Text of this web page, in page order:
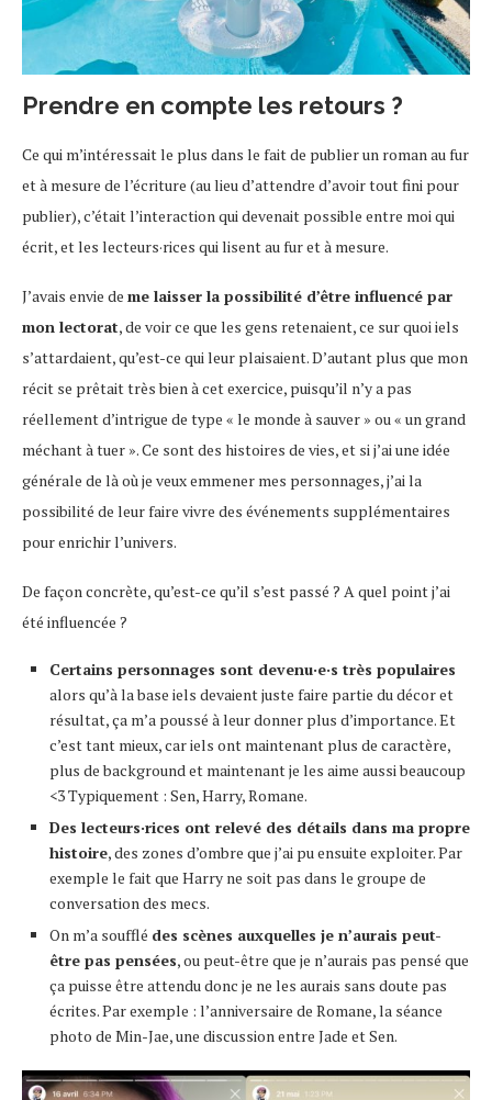
Prendre en compte les retours ?
Ce qui m’intéressait le plus dans le fait de publier un roman au fur
et à mesure de l’écriture (au lieu d’attendre d’avoir tout fini pour
publier), c’était l’interaction qui devenait possible entre moi qui
écrit, et les lecteurs·rices qui lisent au fur et à mesure.
J’avais envie de me laisser la possibilité d’être influencé par
mon lectorat, de voir ce que les gens retenaient, ce sur quoi iels
s’attardaient, qu’est-ce qui leur plaisaient. D’autant plus que mon
récit se prêtait très bien à cet exercice, puisqu’il n’y a pas
réellement d’intrigue de type « le monde à sauver » ou « un grand
méchant à tuer ». Ce sont des histoires de vies, et si j’ai une idée
générale de là où je veux emmener mes personnages, j’ai la
possibilité de leur faire vivre des événements supplémentaires
pour enrichir l’univers.
De façon concrète, qu’est-ce qu’il s’est passé ? A quel point j’ai
été influencée ?
Certains personnages sont devenu·e·s très populaires
alors qu’à la base iels devaient juste faire partie du décor et
résultat, ça m’a poussé à leur donner plus d’importance. Et
c’est tant mieux, car iels ont maintenant plus de caractère,
plus de background et maintenant je les aime aussi beaucoup
<3 Typiquement : Sen, Harry, Romane.
Des lecteurs·rices ont relevé des détails dans ma propre
histoire, des zones d’ombre que j’ai pu ensuite exploiter. Par
exemple le fait que Harry ne soit pas dans le groupe de
conversation des mecs.
On m’a soufflé des scènes auxquelles je n’aurais peut-
être pas pensées, ou peut-être que je n’aurais pas pensé que
ça puisse être attendu donc je ne les aurais sans doute pas
écrites. Par exemple : l’anniversaire de Romane, la séance
photo de Min-Jae, une discussion entre Jade et Sen.